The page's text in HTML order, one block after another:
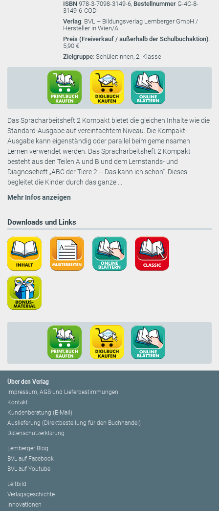
ISBN 978-3-7098-3149-6, Bestellnummer G-4C-8-
3149-6-COD
Verlag: BVL – Bildungsverlag Lemberger GmbH /
Hersteller in Wien/A
Preis (Freiverkauf / außerhalb der Schulbuchaktion):
5,90 €
Zielgruppe: Schüler:innen, 2. Klasse
Das Spracharbeitsheft 2 Kompakt bietet die gleichen Inhalte wie die
Standard-Ausgabe auf vereinfachtem Niveau. Die Kompakt-
Ausgabe kann eigenständig oder parallel beim gemeinsamen
Lernen verwendet werden. Das Spracharbeitsheft 2 Kompakt
besteht aus den Teilen A und B und dem Lernstands- und
Diagnoseheft „ABC der Tiere 2 – Das kann ich schon“. Dieses
begleitet die Kinder durch das ganze ...
Mehr Infos anzeigen
Downloads und Links
Über den Verlag
Impressum, AGB und Lieferbestimmungen
Kontakt
Kundenberatung (E-Mail)
Auslieferung (Direktbestellung für den Buchhandel)
Datenschutzerklärung
Lemberger Blog
BVL auf Facebook
BVL auf Youtube
Leitbild
Verlagsgeschichte
Innovationen